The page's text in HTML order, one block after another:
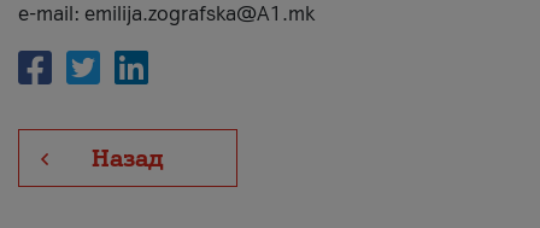
e-mail: emilija.zografska@A1.mk
Назад